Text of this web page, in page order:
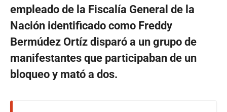
empleado de la Fiscalía General de la
Nación identificado como Freddy
Bermúdez Ortíz disparó a un grupo de
manifestantes que participaban de un
bloqueo y mató a dos.